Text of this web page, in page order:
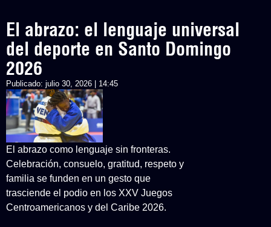
El abrazo: el lenguaje universal
del deporte en Santo Domingo
2026
Publicado: julio 30, 2026 | 14:45
El abrazo como lenguaje sin fronteras.
Celebración, consuelo, gratitud, respeto y
familia se funden en un gesto que
trasciende el podio en los XXV Juegos
Centroamericanos y del Caribe 2026.